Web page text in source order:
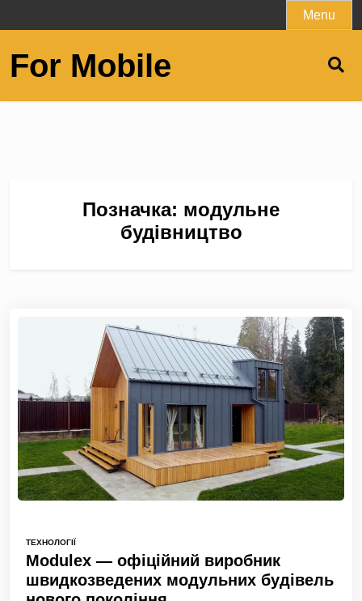
to
Menu
For Mobile
Позначка: модульне
будівництво
ТЕХНОЛОГІЇ
Modulex — офіційний виробник
швидкозведених модульних будівель